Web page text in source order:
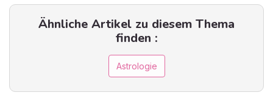
Ähnliche Artikel zu diesem Thema
finden :
Astrologie